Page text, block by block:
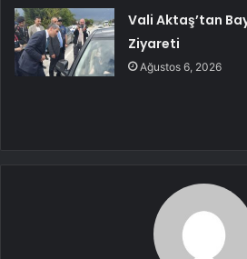
Vali Aktaş’tan
Ziyareti
Ağustos 6, 2026